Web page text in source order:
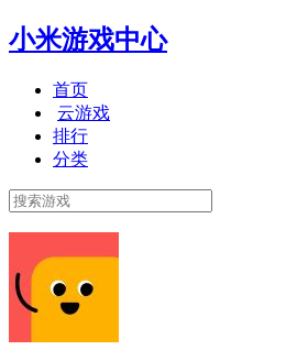
小米游戏中心
首页
云游戏
排行
分类